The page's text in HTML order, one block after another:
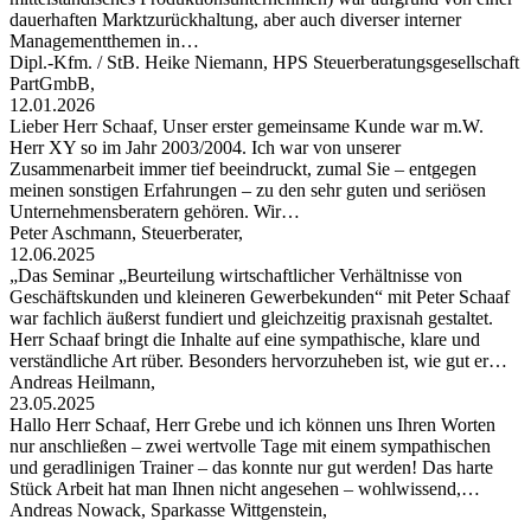
dauerhaften Marktzurückhaltung, aber auch diverser interner
Managementthemen in…
Dipl.-Kfm. / StB. Heike Niemann, HPS Steuerberatungsgesellschaft
PartGmbB,
12.01.2026
Lieber Herr Schaaf, Unser erster gemeinsame Kunde war m.W.
Herr XY so im Jahr 2003/2004. Ich war von unserer
Zusammenarbeit immer tief beeindruckt, zumal Sie – entgegen
meinen sonstigen Erfahrungen – zu den sehr guten und seriösen
Unternehmensberatern gehören. Wir…
Peter Aschmann, Steuerberater,
12.06.2025
„Das Seminar „Beurteilung wirtschaftlicher Verhältnisse von
Geschäftskunden und kleineren Gewerbekunden“ mit Peter Schaaf
war fachlich äußerst fundiert und gleichzeitig praxisnah gestaltet.
Herr Schaaf bringt die Inhalte auf eine sympathische, klare und
verständliche Art rüber. Besonders hervorzuheben ist, wie gut er…
Andreas Heilmann,
23.05.2025
Hallo Herr Schaaf, Herr Grebe und ich können uns Ihren Worten
nur anschließen – zwei wertvolle Tage mit einem sympathischen
und geradlinigen Trainer – das konnte nur gut werden! Das harte
Stück Arbeit hat man Ihnen nicht angesehen – wohlwissend,…
Andreas Nowack, Sparkasse Wittgenstein,